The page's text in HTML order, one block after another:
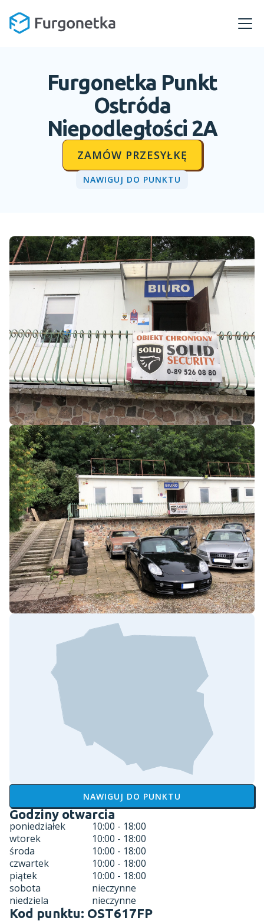
Furgonetka Punkt
Ostróda
Niepodległości 2A
ZAMÓW PRZESYŁKĘ
NAWIGUJ DO PUNKTU
NAWIGUJ DO PUNKTU
Godziny otwarcia
poniedziałek
10:00 - 18:00
wtorek
10:00 - 18:00
środa
10:00 - 18:00
czwartek
10:00 - 18:00
piątek
10:00 - 18:00
sobota
nieczynne
niedziela
nieczynne
Kod punktu: OST617FP